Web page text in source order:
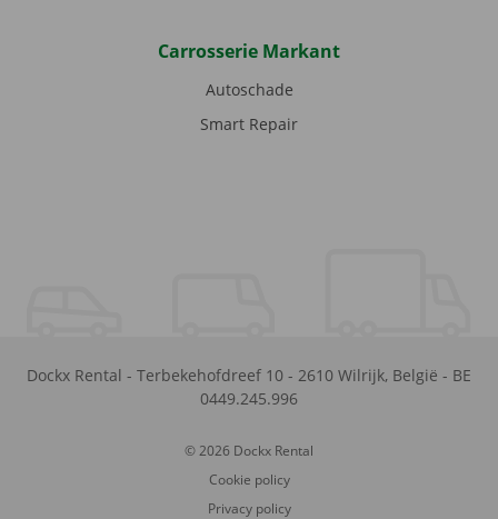
Carrosserie Markant
Autoschade
Smart Repair
Dockx Rental - Terbekehofdreef 10 - 2610 Wilrijk, België - BE
0449.245.996
© 2026 Dockx Rental
Cookie policy
Privacy policy